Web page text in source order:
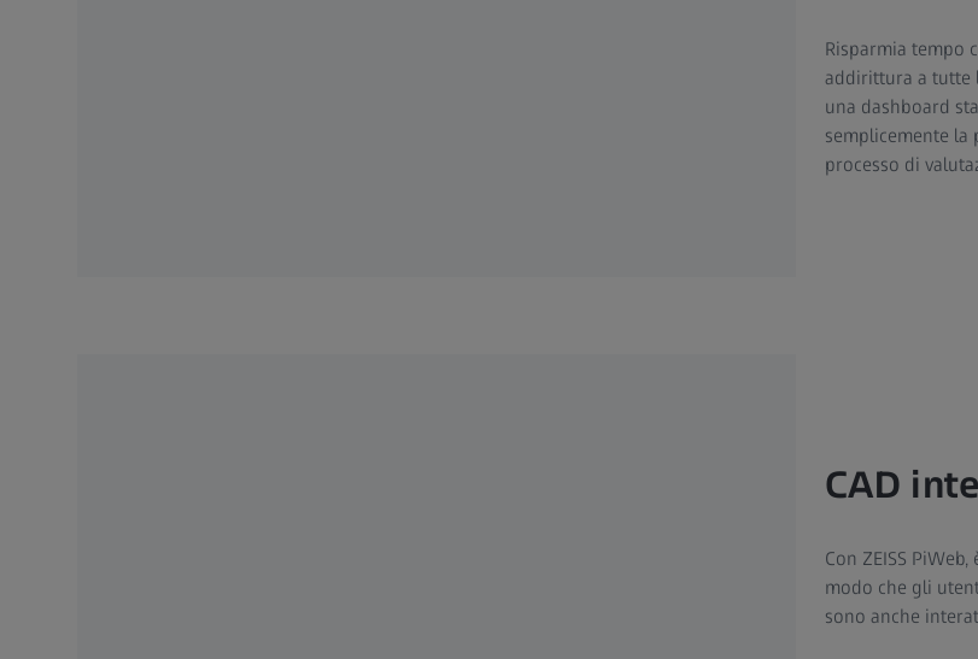
Risparmia tempo
addirittura a tutte
una dashboard
semplicemente la
processo di
CAD
Con ZEISS
modo che gli
sono anche